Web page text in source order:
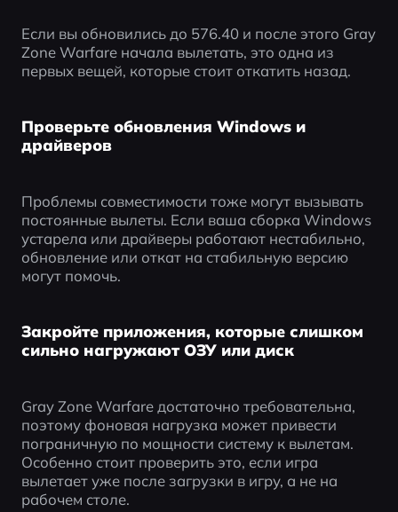
Если вы обновились до 576.40 и после этого Gray
Zone Warfare начала вылетать, это одна из
первых вещей, которые стоит откатить назад.
Проверьте обновления Windows и
драйверов
Проблемы совместимости тоже могут вызывать
постоянные вылеты. Если ваша сборка Windows
устарела или драйверы работают нестабильно,
обновление или откат на стабильную версию
могут помочь.
Закройте приложения, которые слишком
сильно нагружают ОЗУ или диск
Gray Zone Warfare достаточно требовательна,
поэтому фоновая нагрузка может привести
пограничную по мощности систему к вылетам.
Особенно стоит проверить это, если игра
вылетает уже после загрузки в игру, а не на
рабочем столе.